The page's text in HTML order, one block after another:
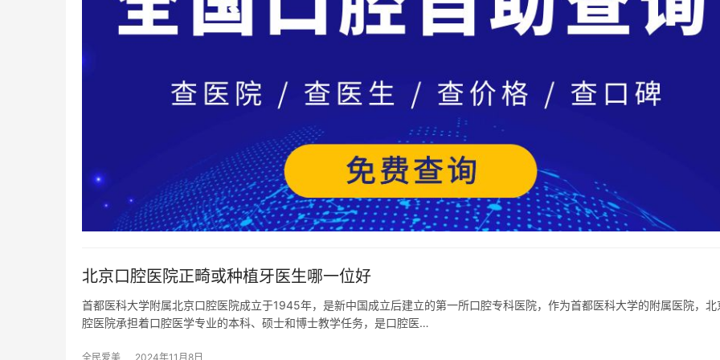
北京口腔医院正畸或种植牙医生哪一位好
首都医科大学附属北京口腔医院成立于1945年，是新中国成立后建立的第一所口腔专科医院，作为首都医科大学的附属医院，北
腔医院承担着口腔医学专业的本科、硕士和博士教学任务，是口腔医…
全民爱美 2024年11月8日